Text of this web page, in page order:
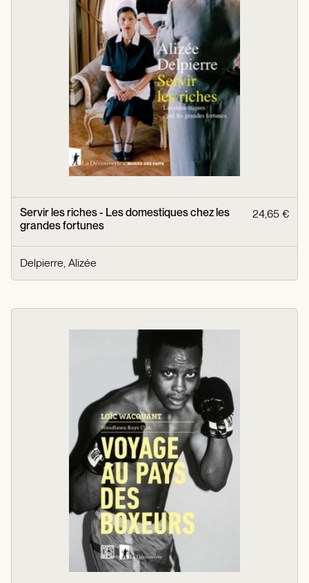
Servir les riches - Les domestiques chez les
grandes fortunes
24,65 €
Delpierre, Alizée